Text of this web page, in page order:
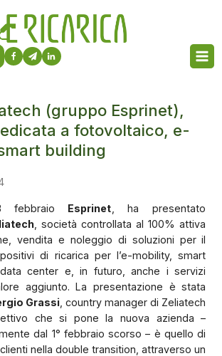
(gruppo Esprinet),
a fotovoltaico, e-
building
febbraio Esprinet , ha presentato
, società controllata al 100% attiva
vendita e noleggio di soluzioni per il
di ricarica per l’e-mobility, smart
center e, in futuro, anche i servizi
aggiunto. La presentazione è stata
Grassi, country manager di Zeliatech
che si pone la nuova azienda –
dal 1° febbraio scorso – è quello di
nella double transition, attraverso un